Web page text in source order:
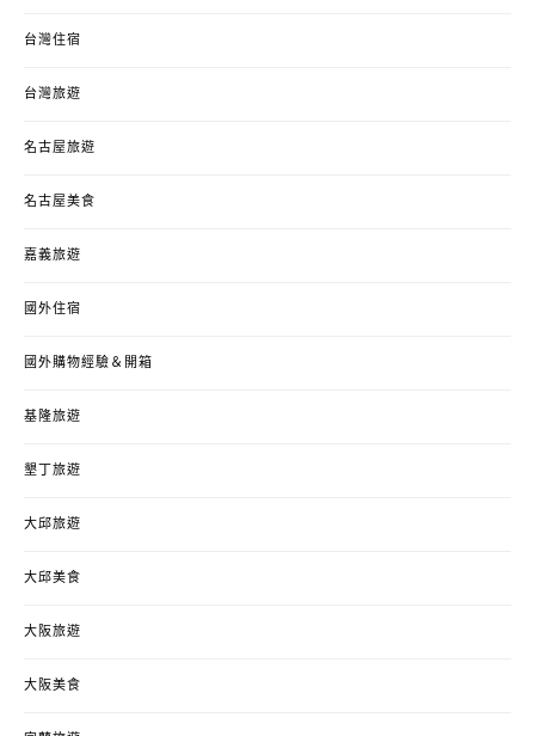
台灣住宿
台灣旅遊
名古屋旅遊
名古屋美食
嘉義旅遊
國外住宿
國外購物經驗＆開箱
基隆旅遊
墾丁旅遊
大邱旅遊
大邱美食
大阪旅遊
大阪美食